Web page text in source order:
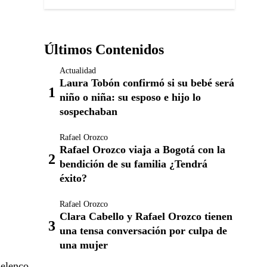
Últimos Contenidos
Actualidad
Laura Tobón confirmó si su bebé será
niño o niña: su esposo e hijo lo
sospechaban
Rafael Orozco
Rafael Orozco viaja a Bogotá con la
bendición de su familia ¿Tendrá
éxito?
Rafael Orozco
Clara Cabello y Rafael Orozco tienen
una tensa conversación por culpa de
una mujer